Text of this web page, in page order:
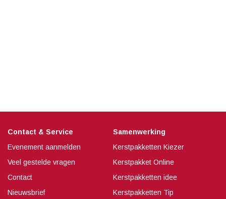
Contact & Service
Evenement aanmelden
Veel gestelde vragen
Contact
Nieuwsbrief
Samenwerking
Kerstpakketten Kiezer
Kerstpakket Online
Kerstpakketten idee
Kerstpakketten Tip